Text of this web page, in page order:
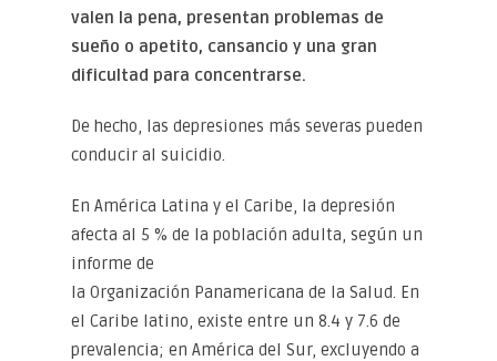
valen la pena, presentan problemas de
sueño o apetito, cansancio y una gran
dificultad para concentrarse.
De hecho, las depresiones más severas pueden
conducir al suicidio.
En América Latina y el Caribe, la depresión
afecta al 5 % de la población adulta, según un
informe de
la Organización Panamericana de la Salud. En
el Caribe latino, existe entre un 8.4 y 7.6 de
prevalencia; en América del Sur, excluyendo a